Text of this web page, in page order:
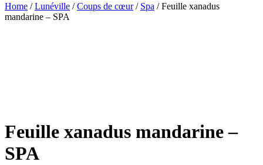
Home /Lunéville /Coups de cœur/ Spa / Feuille xanadus
mandarine – SPA
Feuille xanadus mandarine –
SPA